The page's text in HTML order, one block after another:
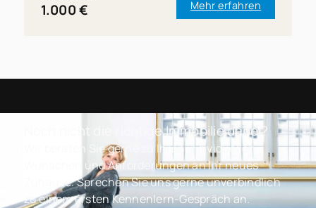
1.000 € Mehr erfahren
Noch nicht die richtige Immobilie dabei?
Wir beraten Sie gerne zu Ihren individuellen
Wünschen und Anforderungen an Ihr neues
Zuhause. Sprechen Sie uns gerne unverbindlich
zu einem ersten Kennenlern-Gespräch an.